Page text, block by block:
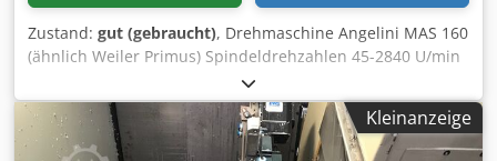
Zustand: gut (gebraucht), Drehmaschine Angelini MAS 160
(ähnlich Weiler Primus) Spindeldrehzahlen 45-2840 U/min
Dreibackenfutter 140mm Spindeldurchlass ca. 35mm
Reitstock MK3 Spitzenweite 500mm Spitzhöhe ca 140mm
Cjdjy Ryrhepfx Ahhjha Kühlmitteleinrichtung 2
Werkzeughalter und diverses Zubehör ( blaue Kiste ) Die
Kleinanzeige